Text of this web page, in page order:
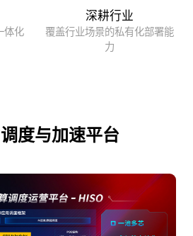
体化
深耕行业
覆盖行业场景的私有化部署能
力
度与加速平台